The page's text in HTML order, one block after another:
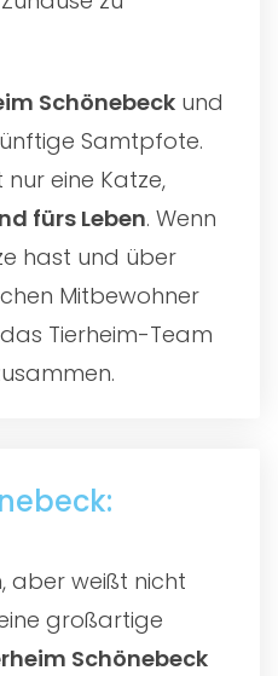
Schönebeck und
Samtpfote.
eine Katze,
fürs Leben. Wenn
hast und über
Mitbewohner
Tierheim-Team
aber weißt nicht
großartige
Schönebeck